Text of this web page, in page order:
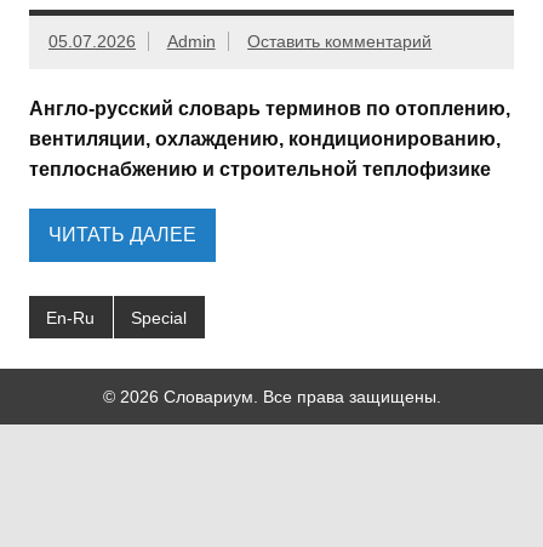
05.07.2026 Admin Оставить комментарий
Англо-русский словарь терминов по отоплению,
вентиляции, охлаждению, кондиционированию,
теплоснабжению и строительной теплофизике
ЧИТАТЬ ДАЛЕЕ
En-Ru Special
© 2026 Словариум. Все права защищены.